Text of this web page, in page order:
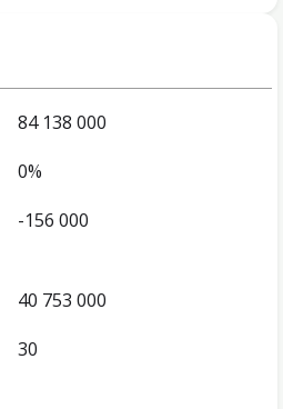
84 138 000
0%
-156 000
40 753 000
30